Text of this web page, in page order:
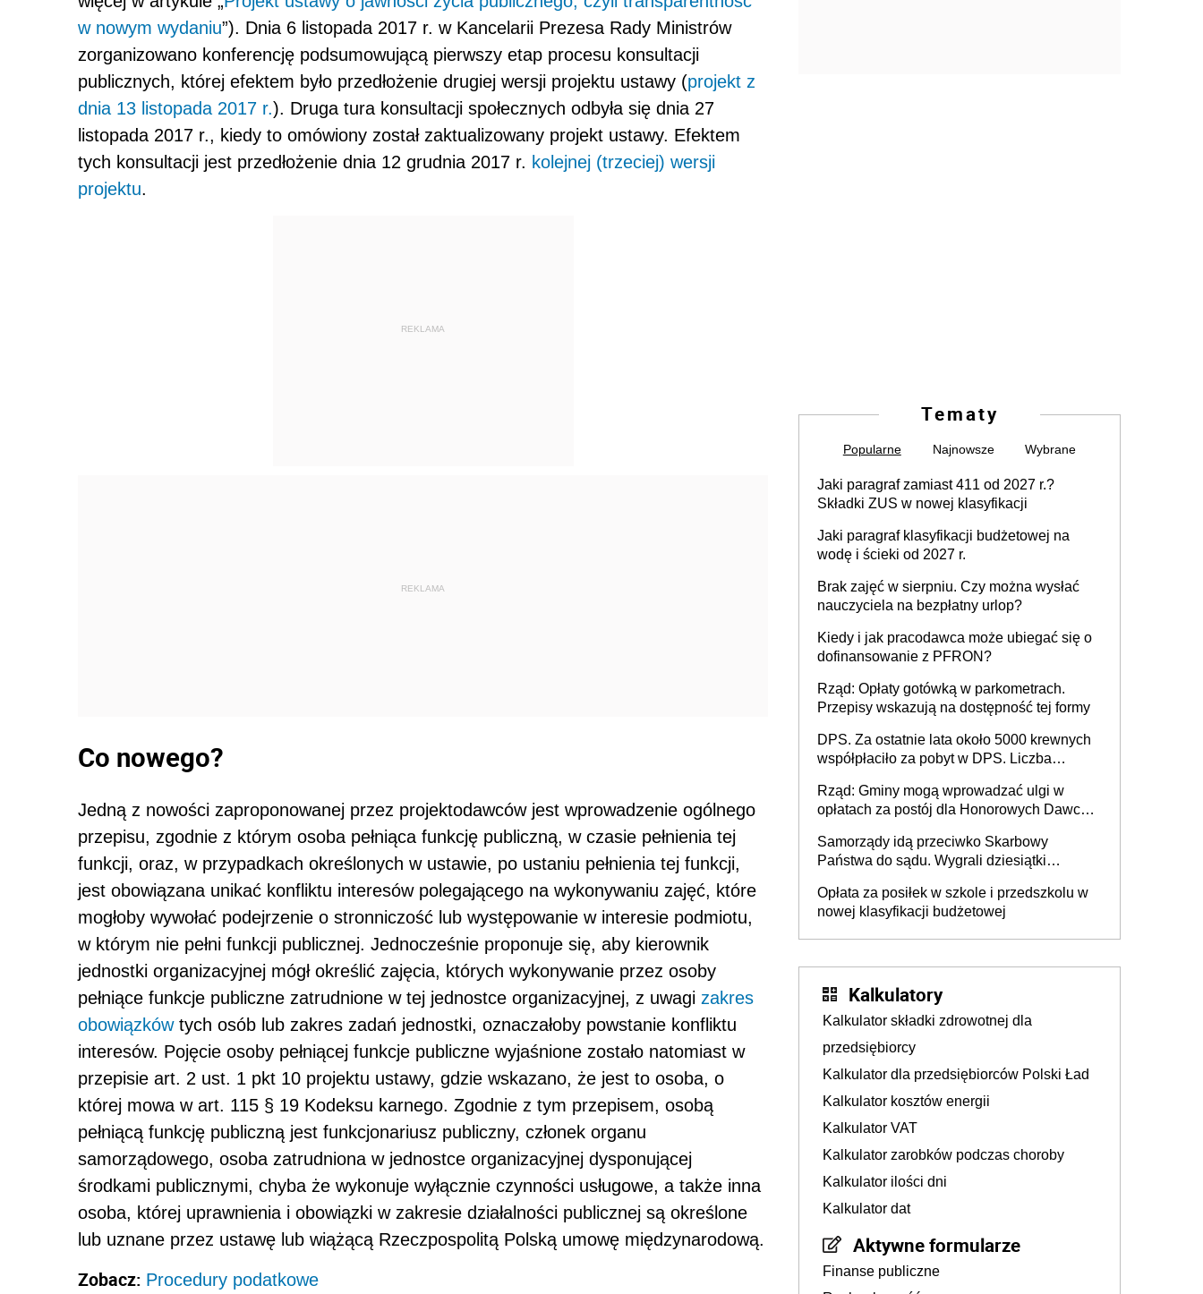
w nowym wydaniu”). Dnia 6 listopada 2017 r. w Kancelarii Prezesa Rady Ministrów
zorganizowano konferencję podsumowującą pierwszy etap procesu konsultacji
publicznych, której efektem było przedłożenie drugiej wersji projektu ustawy (projekt z
dnia 13 listopada 2017 r.). Druga tura konsultacji społecznych odbyła się dnia 27
listopada 2017 r., kiedy to omówiony został zaktualizowany projekt ustawy. Efektem
tych konsultacji jest przedłożenie dnia 12 grudnia 2017 r. kolejnej (trzeciej) wersji
projektu.
REKLAMA
REKLAMA
Co nowego?
Jedną z nowości zaproponowanej przez projektodawców jest wprowadzenie ogólnego
przepisu, zgodnie z którym osoba pełniąca funkcję publiczną, w czasie pełnienia tej
funkcji, oraz, w przypadkach określonych w ustawie, po ustaniu pełnienia tej funkcji,
jest obowiązana unikać konfliktu interesów polegającego na wykonywaniu zajęć, które
mogłoby wywołać podejrzenie o stronniczość lub występowanie w interesie podmiotu,
w którym nie pełni funkcji publicznej. Jednocześnie proponuje się, aby kierownik
jednostki organizacyjnej mógł określić zajęcia, których wykonywanie przez osoby
pełniące funkcje publiczne zatrudnione w tej jednostce organizacyjnej, z uwagi zakres
obowiązkówtych osób lub zakres zadań jednostki, oznaczałoby powstanie konfliktu
interesów. Pojęcie osoby pełniącej funkcje publiczne wyjaśnione zostało natomiast w
przepisie art. 2 ust. 1 pkt 10 projektu ustawy, gdzie wskazano, że jest to osoba, o
której mowa w art. 115 § 19 Kodeksu karnego. Zgodnie z tym przepisem, osobą
pełniącą funkcję publiczną jest funkcjonariusz publiczny, członek organu
samorządowego, osoba zatrudniona w jednostce organizacyjnej dysponującej
środkami publicznymi, chyba że wykonuje wyłącznie czynności usługowe, a także inna
osoba, której uprawnienia i obowiązki w zakresie działalności publicznej są określone
lub uznane przez ustawę lub wiążącą Rzeczpospolitą Polską umowę międzynarodową.
Zobacz: Procedury podatkowe
Tematy
Popularne Najnowsze Wybrane
Jaki paragraf zamiast 411 od 2027 r.?
Składki ZUS w nowej klasyfikacji
Jaki paragraf klasyfikacji budżetowej na
wodę i ścieki od 2027 r.
Brak zajęć w sierpniu. Czy można wysłać
nauczyciela na bezpłatny urlop?
Kiedy i jak pracodawca może ubiegać się o
dofinansowanie z PFRON?
Rząd: Opłaty gotówką w parkometrach.
Przepisy wskazują na dostępność tej formy
DPS. Za ostatnie lata około 5000 krewnych
współpłaciło za pobyt w DPS. Liczba
Rząd: Gminy mogą wprowadzać ulgi w
opłatach za postój dla Honorowych Dawców
Samorządy idą przeciwko Skarbowy
Państwa do sądu. Wygrali dziesiątki
Opłata za posiłek w szkole i przedszkolu w
nowej klasyfikacji budżetowej
Kalkulatory
Kalkulator składki zdrowotnej dla
przedsiębiorcy
Kalkulator dla przedsiębiorców Polski Ład
Kalkulator kosztów energii
Kalkulator VAT
Kalkulator zarobków podczas choroby
Kalkulator ilości dni
Kalkulator dat
Aktywne formularze
Finanse publiczne